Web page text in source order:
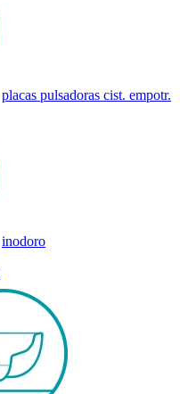
placas pulsadoras cist. empotr.
inodoro